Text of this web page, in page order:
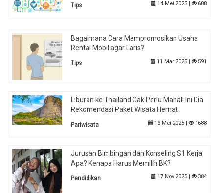
Tips 14 Mei 2025 | 608
Bagaimana Cara Mempromosikan Usaha
Rental Mobil agar Laris?
Tips 11 Mar 2025 | 591
Liburan ke Thailand Gak Perlu Mahal! Ini Dia
Rekomendasi Paket Wisata Hemat
Pariwisata 16 Mei 2025 | 1688
Jurusan Bimbingan dan Konseling S1 Kerja
Apa? Kenapa Harus Memilih BK?
Pendidikan 17 Nov 2025 | 384